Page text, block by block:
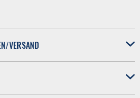
VERSAND